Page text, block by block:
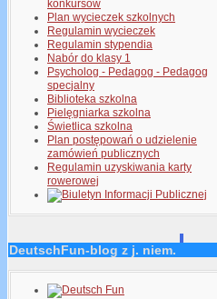
konkursów
Plan wycieczek szkolnych
Regulamin wycieczek
Regulamin stypendia
Nabór do klasy 1
Psycholog - Pedagog - Pedagog
specjalny
Biblioteka szkolna
Pielęgniarka szkolna
Świetlica szkolna
Plan postępowań o udzielenie
zamówień publicznych
Regulamin uzyskiwania karty
rowerowej
DeutschFun-blog z j. niem.